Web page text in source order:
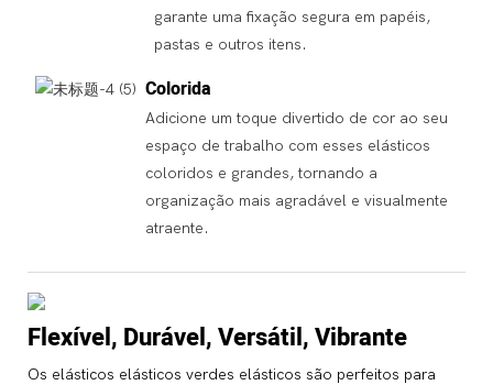
garante uma fixação segura em papéis,
pastas e outros itens.
Colorida
Adicione um toque divertido de cor ao seu
espaço de trabalho com esses elásticos
coloridos e grandes, tornando a
organização mais agradável e visualmente
atraente.
Flexível, Durável, Versátil, Vibrante
Os elásticos elásticos verdes elásticos são perfeitos para